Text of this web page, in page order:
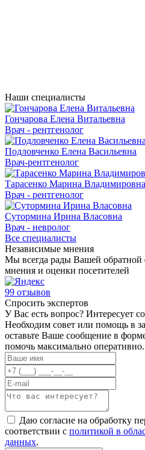
Наши специалисты
Гончарова Елена Витальевна
Врач - рентгенолог
Подловченко Елена Васильевна
Врач-рентгенолог
Тарасенко Марина Владимировна
Врач - рентгенолог
Сутормина Ирина Власовна
Врач - невролог
Все специалисты
Независимые мнения
Мы всегда рады Вашей обратной
мнения и оценки посетителей
99 отзывов
Спросить экспертов
У Вас есть вопрос? Интересует
Необходим совет или помощь в
оставьте Ваше сообщение в
помочь максимально оперативно.
Даю согласие на обработку
соответствии с политикой в
данных.